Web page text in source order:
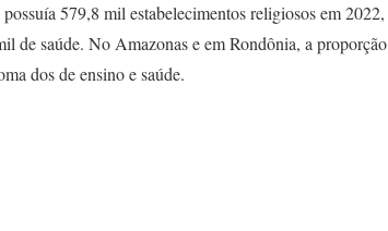
579,8 mil estabelecimentos religiosos em 2022,
de saúde. No Amazonas e em Rondônia, a proporção
dos de ensino e saúde.